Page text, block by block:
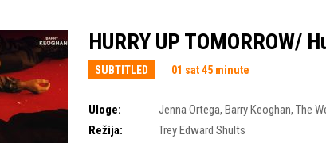
HURRY UP TOMORROW/
SUBTITLED 01 sat 45 minute
Uloge: Jenna Ortega,Barry Keoghan,The
Režija:
Trey Edward Shults